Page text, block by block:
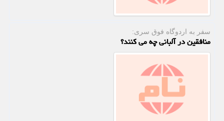
سفر به اردوگاه فوق سری:
منافقین در آلبانی چه می كنند؟